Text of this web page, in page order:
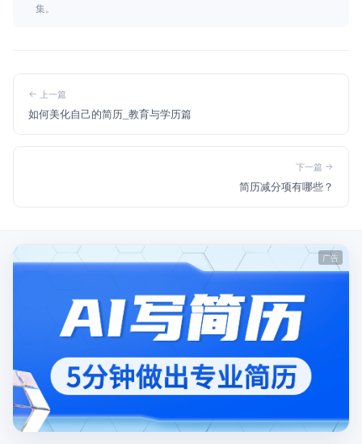
集。
上一篇
如何美化自己的简历_教育与学历篇
下一篇
简历减分项有哪些？